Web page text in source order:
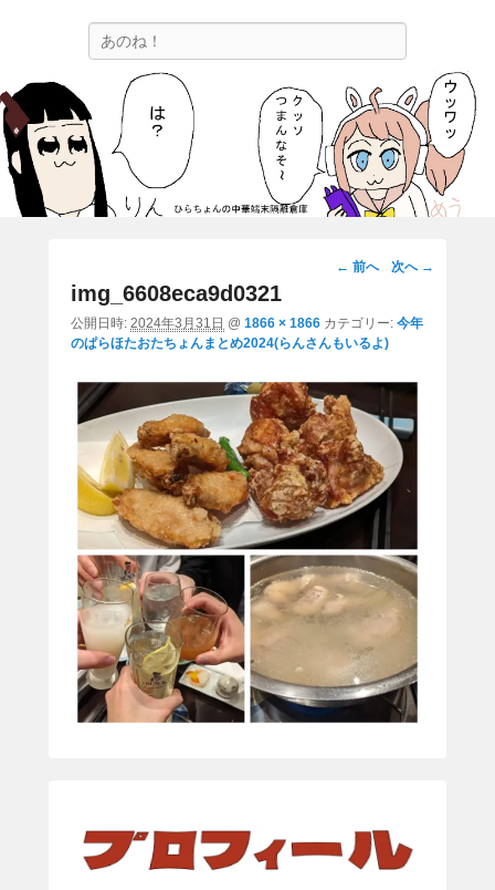
ひらちょんの中華端末隔離倉庫
ほたがページ上部にある検索バーを消してくれたサイトです。
画
ビ
ー
シ
ョ
ン
← 前へ 次へ →
img_6608eca9d0321
公開日時: 2024年3月31日 @ 1866 × 1866 カテゴリー: 今年
のぱらほたおたちょんまとめ2024(らんさんもいるよ)